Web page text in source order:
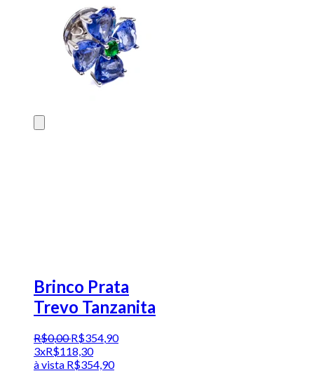
Brinco Prata
Trevo Tanzanita
R$0,00 R$354,90
3xR$118,30
à vista R$354,90